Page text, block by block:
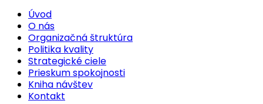
Úvod
O nás
Organizačná štruktúra
Politika kvality
Strategické ciele
Prieskum spokojnosti
Kniha návštev
Kontakt